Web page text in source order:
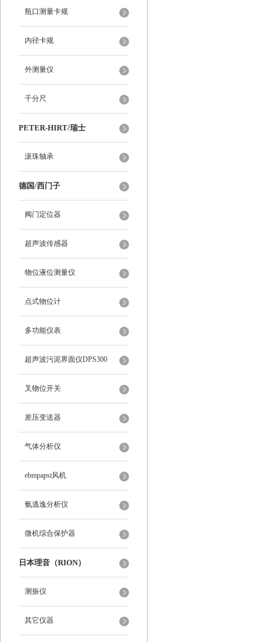
瓶口测量卡规
内径卡规
外测量仪
千分尺
PETER-HIRT/瑞士
滚珠轴承
德国/西门子
阀门定位器
超声波传感器
物位液位测量仪
点式物位计
多功能仪表
超声波污泥界面仪DPS300
叉物位开关
差压变送器
气体分析仪
ebmpapst风机
氨逃逸分析仪
微机综合保护器
日本理音（RION）
测振仪
其它仪器